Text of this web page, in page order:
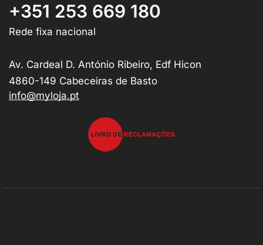
+351 253 669 180
Rede fixa nacional
Av. Cardeal D. António Ribeiro, Edf Hicon
4860-149 Cabeceiras de Basto
info@myloja.pt